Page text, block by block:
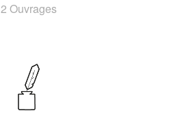
2 Ouvrages